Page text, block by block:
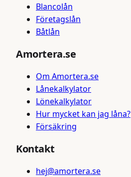
Blancolån
Företagslån
Båtlån
Amortera.se
Om Amortera.se
Lånekalkylator
Lönekalkylator
Hur mycket kan jag låna?
Försäkring
Kontakt
hej@amortera.se